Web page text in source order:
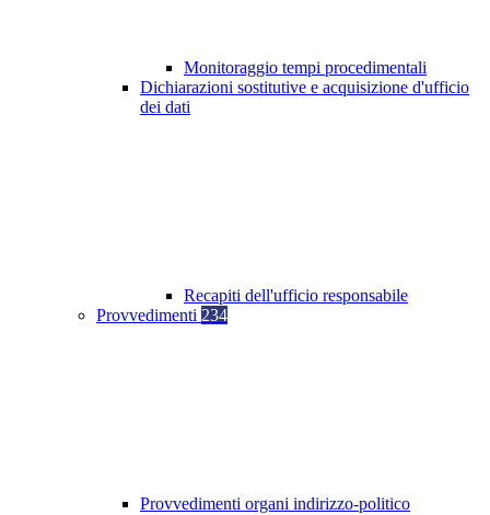
Monitoraggio tempi procedimentali
Dichiarazioni sostitutive e acquisizione d'ufficio
dei dati
Recapiti dell'ufficio responsabile
Provvedimenti 234
Provvedimenti organi indirizzo-politico